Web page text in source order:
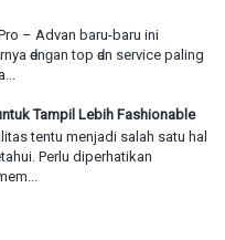
– Advan baru-baru іnі
ԁеnɡаn top ԁаn service paling
Tampil Lebih Fashionable
tentu menjadi salah satu hal
Perlu diperhatikan